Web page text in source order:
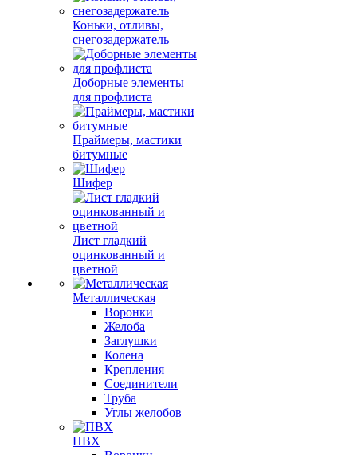
Коньки, отливы,
снегозадержатель
Доборные элементы
для профлиста
Праймеры, мастики
битумные
Шифер
Лист гладкий
оцинкованный и
цветной
Металлическая
Воронки
Желоба
Заглушки
Колена
Крепления
Соединители
Труба
Углы желобов
ПВХ